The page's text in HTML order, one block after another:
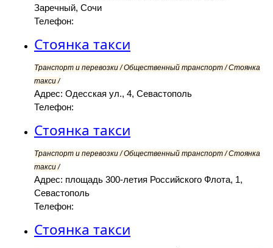
Заречный, Сочи
Телефон:
Стоянка такси
Транспорт и перевозки / Общественный транспорт / Стоянка
такси /
Адрес: Одесская ул., 4, Севастополь
Телефон:
Стоянка такси
Транспорт и перевозки / Общественный транспорт / Стоянка
такси /
Адрес: площадь 300-летия Российского Флота, 1,
Севастополь
Телефон:
Стоянка такси